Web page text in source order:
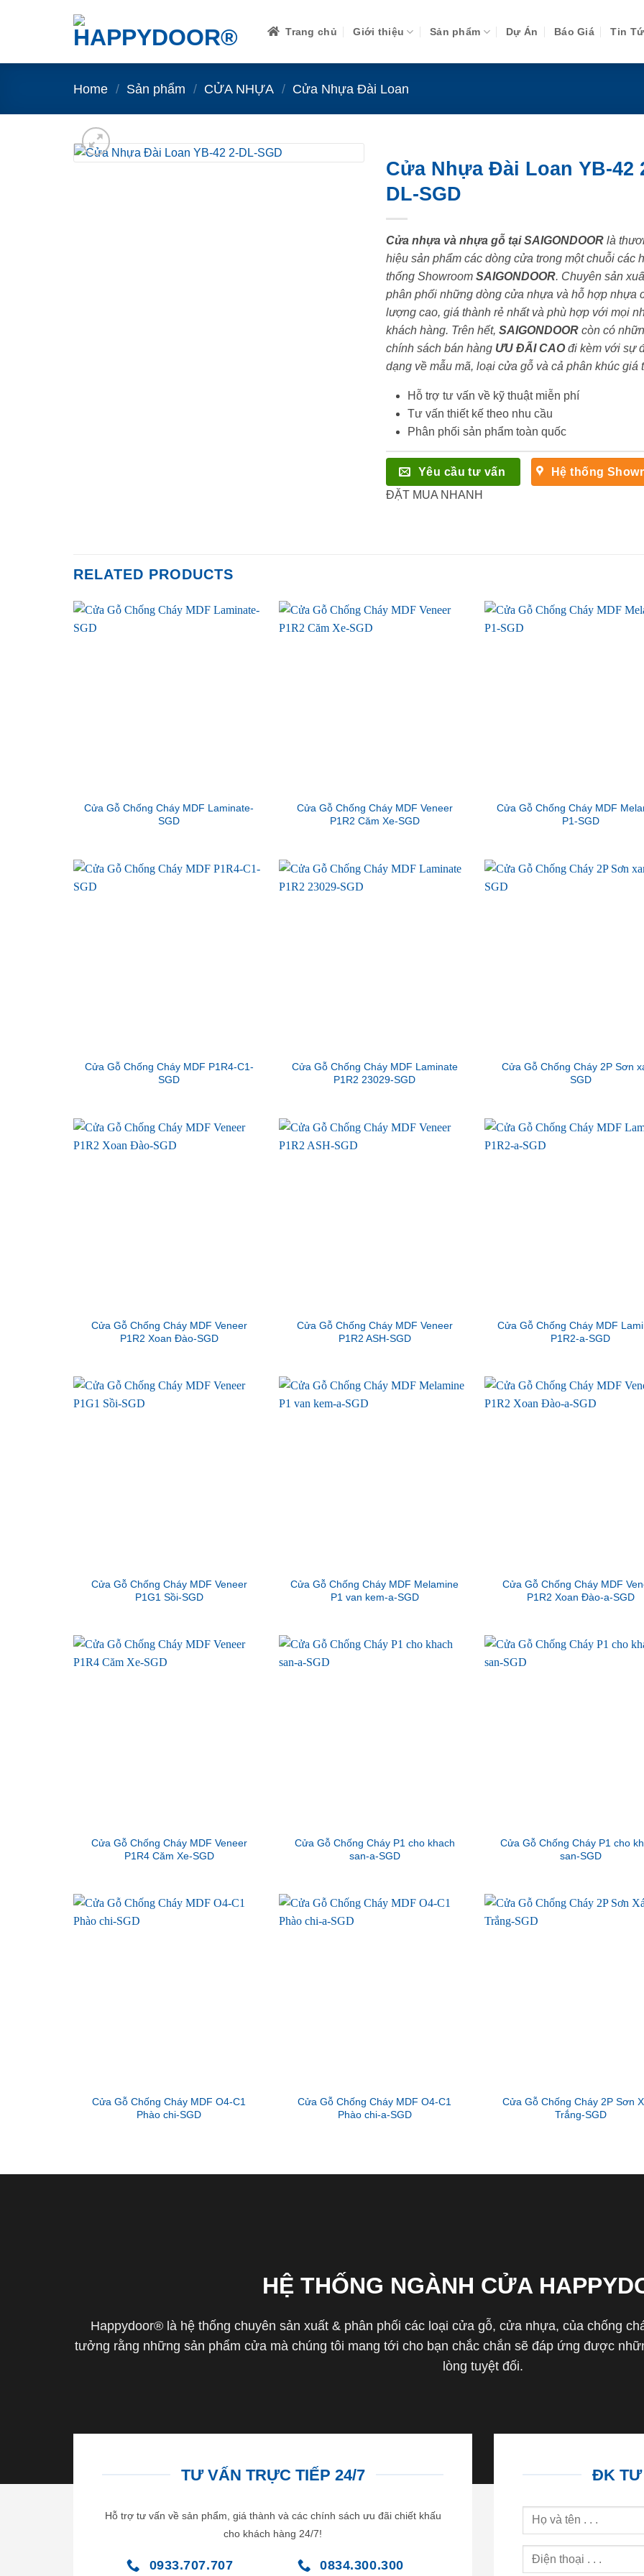
Trang chủ Giới thiệu Sản phẩm Dự Án Báo Giá Tin
Home / Sản phẩm / CỬA NHỰA / Cửa Nhựa Đài Loan
Cửa Nhựa Đài Loan YB-42
DL-SGD
Cửa nhựa và nhựa gỗ tại SAIGONDOORlà
hiệu sản phẩm các dòng cửa trong một chuỗi các
thống Showroom SAIGONDOOR. Chuyên sản
phân phối những dòng cửa nhựa và hỗ hợp nhựa
lượng cao, giá thành rẻ nhất và phù hợp với mọi
khách hàng. Trên hết, SAIGONDOORcòn có
chính sách bán hàng ƯU ĐÃI CAOđi kèm với sự
dạng về mẫu mã, loại cửa gỗ và cả phân khúc giá
Hỗ trợ tư vấn về kỹ thuật miễn phí
Tư vấn thiết kế theo nhu cầu
Phân phối sản phẩm toàn quốc
Yêu cầu tư vấn
Hệ thống
ĐẶT MUA NHANH
RELATED PRODUCTS
Cửa Gỗ Chống Cháy MDF Laminate-
SGD
Cửa Gỗ Chống Cháy MDF Veneer
P1R2 Căm Xe-SGD
Cửa Gỗ Chống Cháy MDF
P1-SGD
Cửa Gỗ Chống Cháy MDF P1R4-C1-
SGD
Cửa Gỗ Chống Cháy MDF Laminate
P1R2 23029-SGD
Cửa Gỗ Chống Cháy 2P Sơn
SGD
Cửa Gỗ Chống Cháy MDF Veneer
P1R2 Xoan Đào-SGD
Cửa Gỗ Chống Cháy MDF Veneer
P1R2 ASH-SGD
Cửa Gỗ Chống Cháy MDF
P1R2-a-SGD
Cửa Gỗ Chống Cháy MDF Veneer
P1G1 Sồi-SGD
Cửa Gỗ Chống Cháy MDF Melamine
P1 van kem-a-SGD
Cửa Gỗ Chống Cháy MDF
P1R2 Xoan Đào-a-SGD
Cửa Gỗ Chống Cháy MDF Veneer
P1R4 Căm Xe-SGD
Cửa Gỗ Chống Cháy P1 cho khach
san-a-SGD
Cửa Gỗ Chống Cháy P1 cho
san-SGD
Cửa Gỗ Chống Cháy MDF O4-C1
Phào chi-SGD
Cửa Gỗ Chống Cháy MDF O4-C1
Phào chi-a-SGD
Cửa Gỗ Chống Cháy 2P Sơn
Trắng-SGD
HỆ THỐNG NGÀNH CỬA
Happydoor® là hệ thống chuyên sản xuất & phân phối các loại cửa gỗ, cửa nhựa, của chống
tưởng rằng những sản phẩm cửa mà chúng tôi mang tới cho bạn chắc chắn sẽ đáp ứng được
lòng tuyệt đối.
TƯ VẤN TRỰC TIẾP 24/7
Hỗ trợ tư vấn về sản phẩm, giá thành và các chính sách ưu đãi chiết khấu
cho khách hàng 24/7!
0933.707.707 0834.300.300
ĐK TƯ